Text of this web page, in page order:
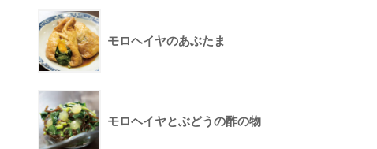
モロヘイヤのあぶたま
モロヘイヤとぶどうの酢の物